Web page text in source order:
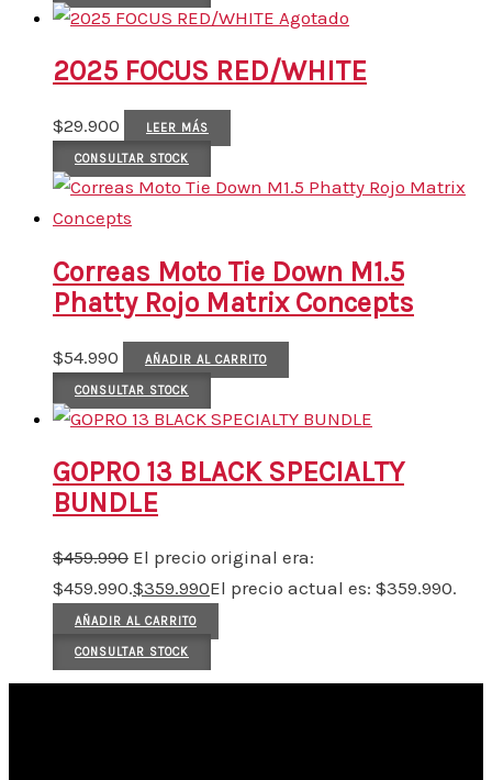
Agotado
2025 FOCUS RED/WHITE
$29.900 LEER MÁS
CONSULTAR STOCK
Correas Moto Tie Down M1.5
Phatty Rojo Matrix Concepts
$54.990 AÑADIR AL CARRITO
CONSULTAR STOCK
GOPRO 13 BLACK SPECIALTY
BUNDLE
$459.990 El precio original era:
$459.990.$359.990El precio actual es: $359.990.
AÑADIR AL CARRITO
CONSULTAR STOCK